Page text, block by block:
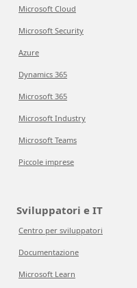
Microsoft Cloud
Microsoft Security
Azure
Dynamics 365
Microsoft 365
Microsoft Industry
Microsoft Teams
Piccole imprese
Sviluppatori e IT
Centro per sviluppatori
Documentazione
Microsoft Learn